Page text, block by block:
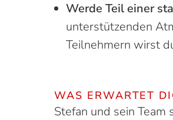
Werde Teil einer
unterstützenden
Teilnehmern wirst
WAS ERWARTET
Stefan und sein